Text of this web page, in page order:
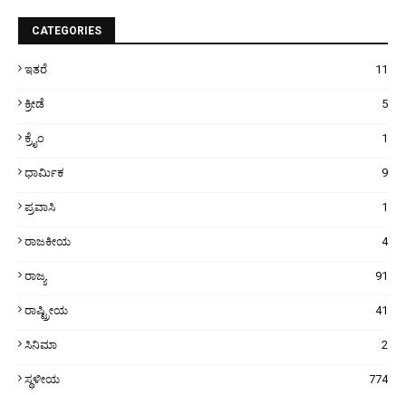
CATEGORIES
ಇತರೆ 11
ಕ್ರೀಡೆ 5
ಕ್ರೈಂ 1
ಧಾರ್ಮಿಕ 9
ಪ್ರವಾಸಿ 1
ರಾಜಕೀಯ 4
ರಾಜ್ಯ 91
ರಾಷ್ಟ್ರೀಯ 41
ಸಿನಿಮಾ 2
ಸ್ಥಳೀಯ 774